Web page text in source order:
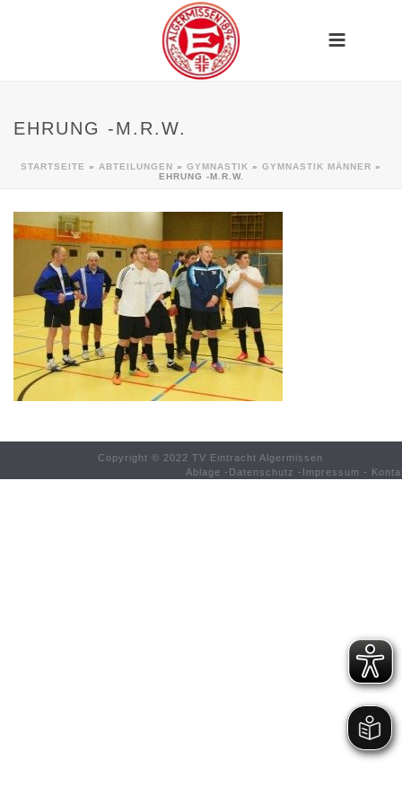
EHRUNG -M.R.W.
STARTSEITE » ABTEILUNGEN » GYMNASTIK » GYMNASTIK MÄNNER »
EHRUNG -M.R.W.
Copyright © 2022 TV Eintracht Algermissen
Ablage - Datenschutz - Impressum -